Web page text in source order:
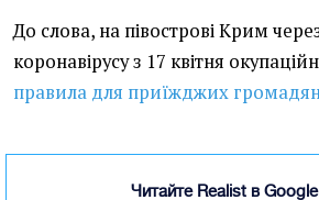
До слова, на півострові Крим
коронавірусу з 17 квітня
правила для приїжджих
Читайте Realist в